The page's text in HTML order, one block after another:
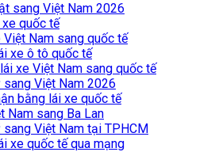
sang Việt Nam 2026
quốc tế
Nam sang quốc tế
xe ô tô quốc tế
xe Việt Nam sang quốc tế
Việt Nam 2026
bằng lái xe quốc tế
Nam sang Ba Lan
Việt Nam tại TPHCM
xe quốc tế qua mạng